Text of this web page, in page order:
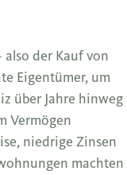
der Kauf von
Eigentümer, um
über Jahre hinweg
Vermögen
niedrige Zinsen
machten